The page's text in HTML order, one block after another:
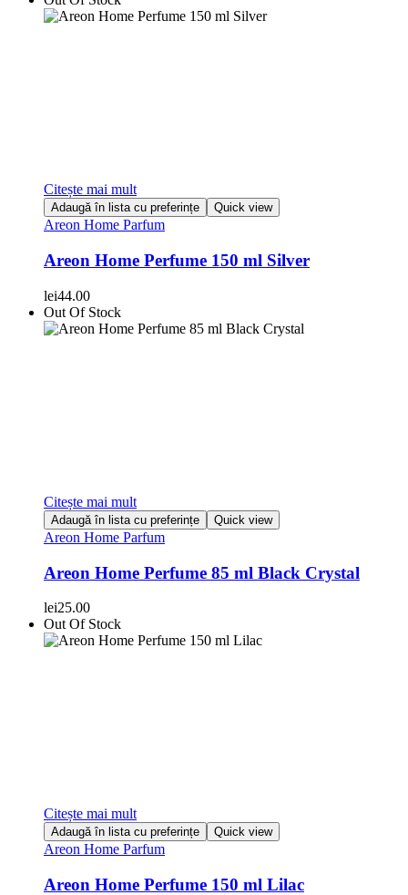
Citește mai mult
Adaugă în lista cu preferințe Quick view
Areon Home Parfum
Areon Home Perfume 150 ml Silver
lei44.00
Out Of Stock
Citește mai mult
Adaugă în lista cu preferințe Quick view
Areon Home Parfum
Areon Home Perfume 85 ml Black Crystal
lei25.00
Out Of Stock
Citește mai mult
Adaugă în lista cu preferințe Quick view
Areon Home Parfum
Areon Home Perfume 150 ml Lilac